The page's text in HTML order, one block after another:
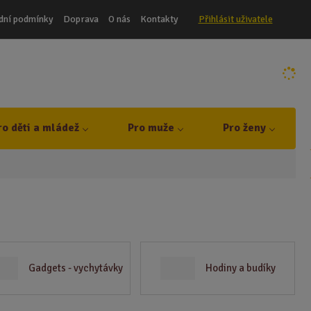
podmínky Doprava O nás Kontakty Přihlásit uživatele
děti a mládež Pro muže Pro ženy
Gadgets - vychytávky Hodiny a budíky